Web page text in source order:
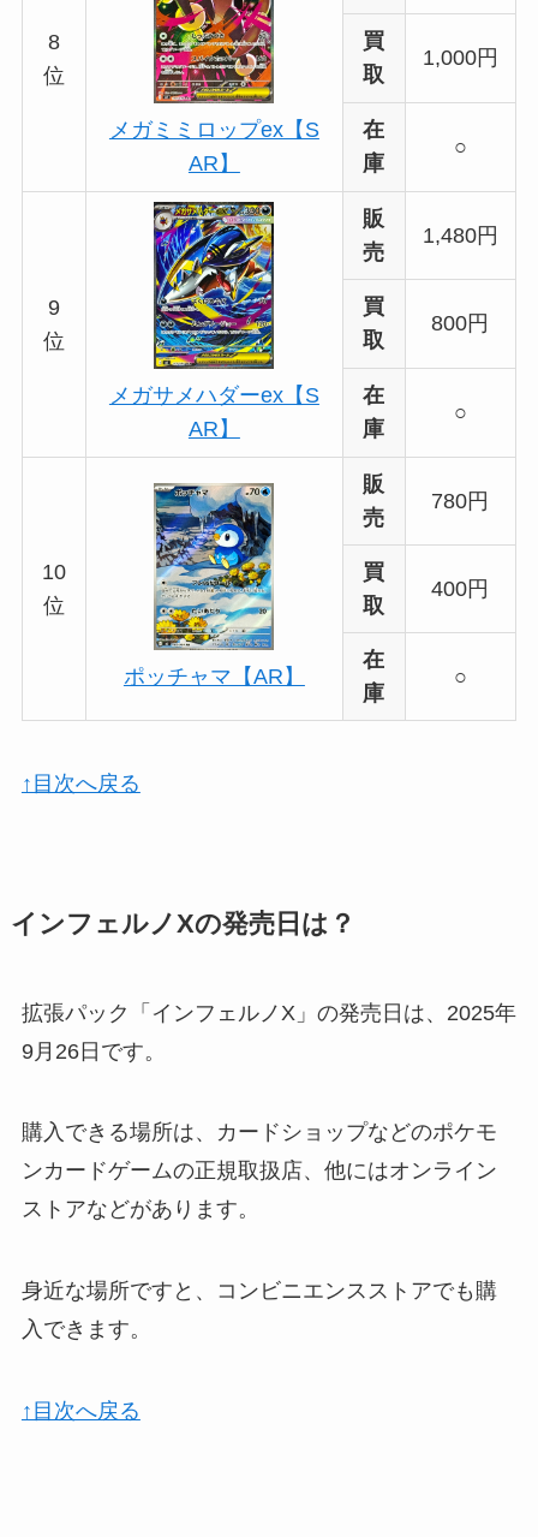
8
位
メガミミロップex【S
AR】
買
取
1,000円
在
庫
○
9
位
メガサメハダーex【S
AR】
販
売
1,480円
買
取
800円
在
庫
○
10
位
ポッチャマ【AR】
販
売
780円
買
取
400円
在
庫
○
↑目次へ戻る
インフェルノXの発売日は？
拡張パック「インフェルノX」の発売日は、2025年
9月26日です。
購入できる場所は、カードショップなどのポケモ
ンカードゲームの正規取扱店、他にはオンライン
ストアなどがあります。
身近な場所ですと、コンビニエンスストアでも購
入できます。
↑目次へ戻る